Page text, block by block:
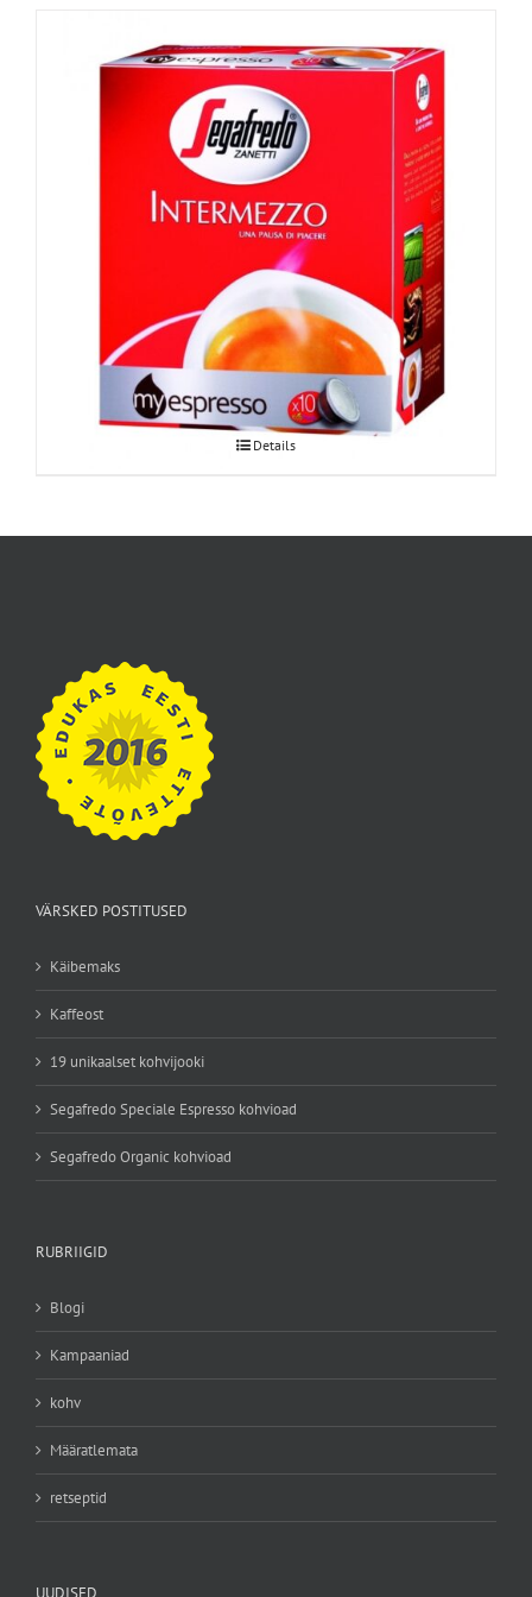
Segafredo Intermezzo kapslid
Details
VÄRSKED POSTITUSED
Käibemaks
Kaffeost
19 unikaalset kohvijooki
Segafredo Speciale Espresso kohvioad
Segafredo Organic kohvioad
RUBRIIGID
Blogi
Kampaaniad
kohv
Määratlemata
retseptid
UUDISED